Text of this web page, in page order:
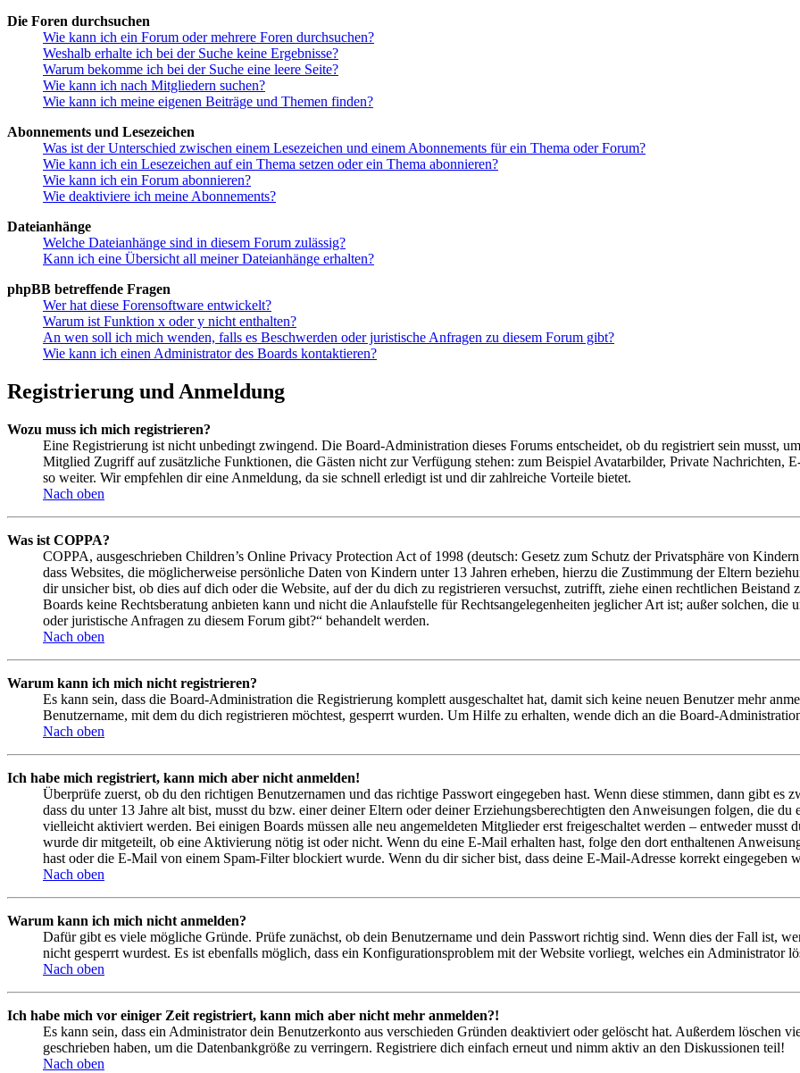
Die Foren durchsuchen
Wie kann ich ein Forum oder mehrere Foren durchsuchen?
Weshalb erhalte ich bei der Suche keine Ergebnisse?
Warum bekomme ich bei der Suche eine leere Seite?
Wie kann ich nach Mitgliedern suchen?
Wie kann ich meine eigenen Beiträge und Themen finden?
Abonnements und Lesezeichen
Was ist der Unterschied zwischen einem Lesezeichen und einem Abonnements für ein Thema oder Forum?
Wie kann ich ein Lesezeichen auf ein Thema setzen oder ein Thema abonnieren?
Wie kann ich ein Forum abonnieren?
Wie deaktiviere ich meine Abonnements?
Dateianhänge
Welche Dateianhänge sind in diesem Forum zulässig?
Kann ich eine Übersicht all meiner Dateianhänge erhalten?
phpBB betreffende Fragen
Wer hat diese Forensoftware entwickelt?
Warum ist Funktion x oder y nicht enthalten?
An wen soll ich mich wenden, falls es Beschwerden oder juristische Anfragen zu diesem Forum gibt?
Wie kann ich einen Administrator des Boards kontaktieren?
Registrierung und Anmeldung
Wozu muss ich mich registrieren?
Eine Registrierung ist nicht unbedingt zwingend. Die Board-Administration dieses Forums entscheidet, ob du registriert sein musst,
Mitglied Zugriff auf zusätzliche Funktionen, die Gästen nicht zur Verfügung stehen: zum Beispiel Avatarbilder, Private Nachrichten,
so weiter. Wir empfehlen dir eine Anmeldung, da sie schnell erledigt ist und dir zahlreiche Vorteile bietet.
Nach oben
Was ist COPPA?
COPPA, ausgeschrieben Children’s Online Privacy Protection Act of 1998 (deutsch: Gesetz zum Schutz der Privatsphäre von
dass Websites, die möglicherweise persönliche Daten von Kindern unter 13 Jahren erheben, hierzu die Zustimmung der Eltern
dir unsicher bist, ob dies auf dich oder die Website, auf der du dich zu registrieren versuchst, zutrifft, ziehe einen rechtlichen
Boards keine Rechtsberatung anbieten kann und nicht die Anlaufstelle für Rechtsangelegenheiten jeglicher Art ist; außer solchen,
oder juristische Anfragen zu diesem Forum gibt?“ behandelt werden.
Nach oben
Warum kann ich mich nicht registrieren?
Es kann sein, dass die Board-Administration die Registrierung komplett ausgeschaltet hat, damit sich keine neuen Benutzer mehr
Benutzername, mit dem du dich registrieren möchtest, gesperrt wurden. Um Hilfe zu erhalten, wende dich an die Board-
Nach oben
Ich habe mich registriert, kann mich aber nicht anmelden!
Überprüfe zuerst, ob du den richtigen Benutzernamen und das richtige Passwort eingegeben hast. Wenn diese stimmen, dann gibt es
dass du unter 13 Jahre alt bist, musst du bzw. einer deiner Eltern oder deiner Erziehungsberechtigten den Anweisungen folgen, die
vielleicht aktiviert werden. Bei einigen Boards müssen alle neu angemeldeten Mitglieder erst freigeschaltet werden – entweder musst
wurde dir mitgeteilt, ob eine Aktivierung nötig ist oder nicht. Wenn du eine E-Mail erhalten hast, folge den dort enthaltenen
hast oder die E-Mail von einem Spam-Filter blockiert wurde. Wenn du dir sicher bist, dass deine E-Mail-Adresse korrekt eingegeben
Nach oben
Warum kann ich mich nicht anmelden?
Dafür gibt es viele mögliche Gründe. Prüfe zunächst, ob dein Benutzername und dein Passwort richtig sind. Wenn dies der Fall ist,
nicht gesperrt wurdest. Es ist ebenfalls möglich, dass ein Konfigurationsproblem mit der Website vorliegt, welches ein Administrator
Nach oben
Ich habe mich vor einiger Zeit registriert, kann mich aber nicht mehr anmelden?!
Es kann sein, dass ein Administrator dein Benutzerkonto aus verschieden Gründen deaktiviert oder gelöscht hat. Außerdem löschen
geschrieben haben, um die Datenbankgröße zu verringern. Registriere dich einfach erneut und nimm aktiv an den Diskussionen teil!
Nach oben